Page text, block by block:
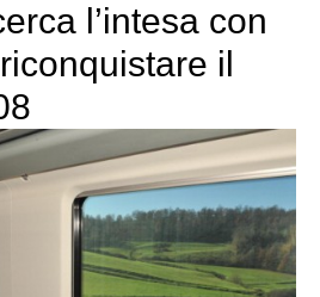
l’intesa con
il